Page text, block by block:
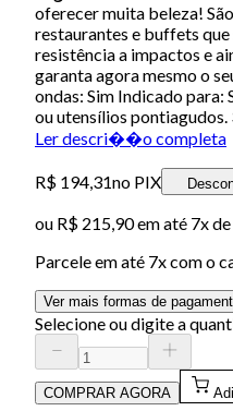
oferecer muita beleza!
restaurantes e buffets
resistência a impactos e
garanta agora mesmo o
ondas: Sim Indicado para:
ou utensílios
Ler descri��o completa
R$ 194,31no PIX
ou R$ 215,90em até 7x
Parcele em até 7x com o
Ver mais formas de
Selecione ou digite a
COMPRAR AGORA